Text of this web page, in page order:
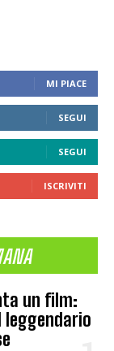
MI PIACE
SEGUI
SEGUI
ISCRIVITI
un film:
leggendario